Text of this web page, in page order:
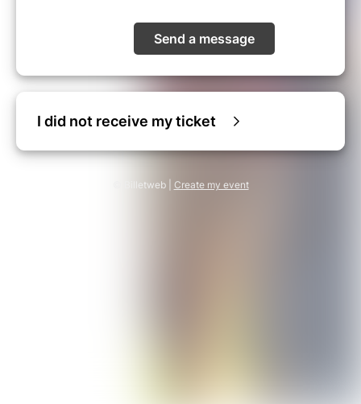
Send a message
I did not receive my ticket
© Billetweb | Create my event